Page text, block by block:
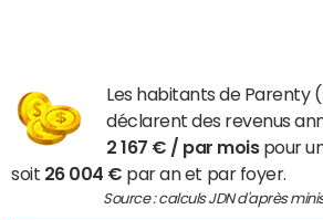
Les habitants de Parenty
déclarent des revenus
2 167 € / par moispour
soit 26 004 € par an et par foyer.
Source : calculs JDN d'après